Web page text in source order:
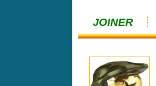
JOINER